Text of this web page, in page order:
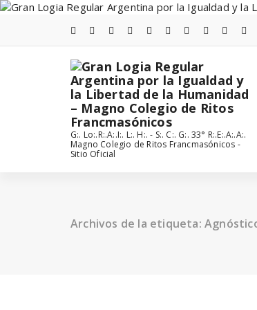
Saltar
G:. Lo:.R:.A:.I:. L:. H:. - S:. C:. G:. 33° R:.E:.A:.A:.
Magno Colegio de Ritos Francmasónicos -
Sitio Oficial
Archivos de la etiqueta: